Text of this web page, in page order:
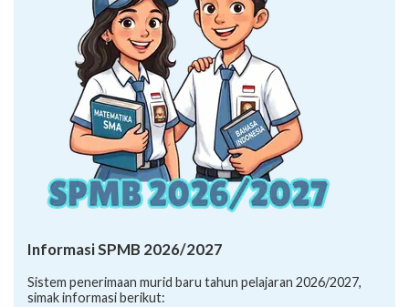
Informasi SPMB 2026/2027
Sistem penerimaan murid baru tahun pelajaran 2026/2027,
simak informasi berikut: